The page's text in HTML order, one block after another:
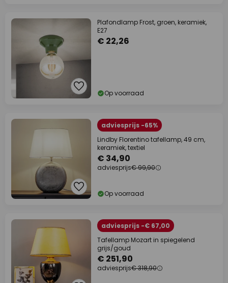
Plafondlamp Frost, groen, keramiek,
E27
€ 22,26
Op voorraad
adviesprijs -65%
Lindby Florentino tafellamp, 49 cm,
keramiek, textiel
€ 34,90
adviesprijs€ 99,90
Op voorraad
adviesprijs -€ 67,00
Tafellamp Mozart in spiegelend
grijs/goud
€ 251,90
adviesprijs€ 318,90